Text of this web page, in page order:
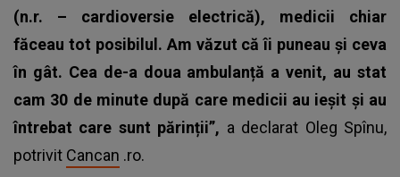
(n.r. – cardioversie electrică), medicii chiar
făceau tot posibilul. Am văzut că îi puneau și ceva
în gât. Cea de-a doua ambulanță a venit, au stat
cam 30 de minute după care medicii au ieșit și au
întrebat care sunt părinții”, a declarat Oleg Spînu,
potrivit Cancan .ro.